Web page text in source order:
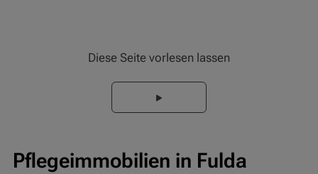
Diese Seite vorlesen lassen
Pflegeimmobilien in Fulda